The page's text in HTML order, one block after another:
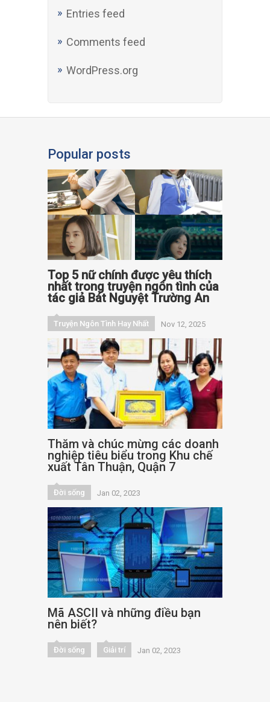
Entries feed
Comments feed
WordPress.org
Popular posts
Top 5 nữ chính được yêu thích
nhất trong truyện ngôn tình của
tác giả Bát Nguyệt Trường An
Truyện Ngôn Tình Hay Nhất Nov 12, 2025
Thăm và chúc mừng các doanh
nghiệp tiêu biểu trong Khu chế
xuất Tân Thuận, Quận 7
Đời sống Jan 02, 2023
Mã ASCII và những điều bạn
nên biết?
Đời sống Giải trí Jan 02, 2023